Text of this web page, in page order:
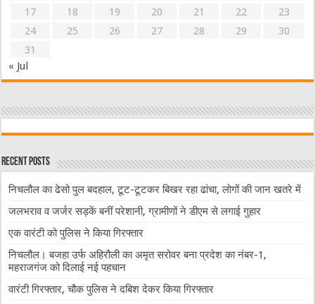
17
18 19 20 21 22
23
24
25 26 27 28 29
30
31
« Jul
Recent Posts
निचलौल का ढेसो पुल बदहाल, टूट-टूटकर बिखर रहा ढांचा, लोगों की जान खतरे में
जलभराव व जर्जर सड़कें बनीं परेशानी, ग्रामीणों ने डीएम से लगाई गुहार
एक वारंटी को पुलिस ने किया गिरफ्तार
निचलौल। बजहा उर्फ अहिरौली का अमृत सरोवर बना प्रदेश का नंबर-1,
महराजगंज को दिलाई नई पहचान
वारंटी गिरफ्तार, चौक पुलिस ने दबिश देकर किया गिरफ्तार